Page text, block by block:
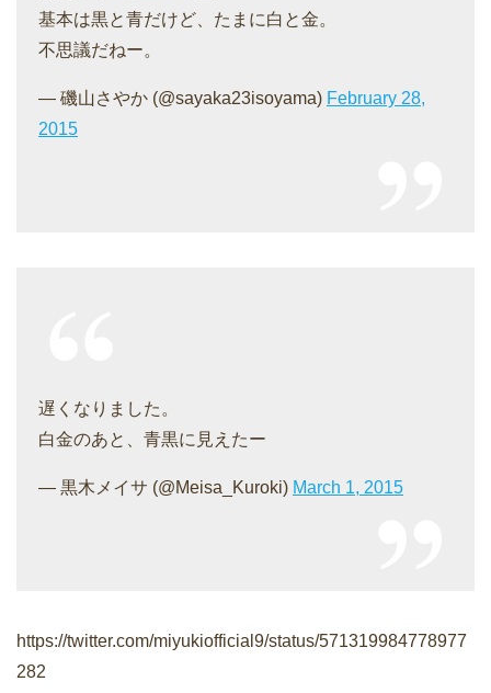
基本は黒と青だけど、たまに白と金。
不思議だねー。
— 磯山さやか (@sayaka23isoyama) February 28,
2015
遅くなりました。
白金のあと、青黒に見えたー
— 黒木メイサ (@Meisa_Kuroki) March 1, 2015
https://twitter.com/miyukiofficial9/status/571319984778977
282